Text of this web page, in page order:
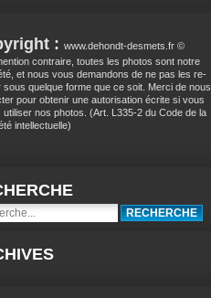
: www.dehondt-desmets.fr ©
contraire, toutes les photos sont notre
et nous vous demandons de ne pas les re-
sous quelque forme que ce soit. Merci de nous
pour obtenir une autorisation écrite si vous
utiliser nos photos . (Art. L335-2 du Code de la
intellectuelle)